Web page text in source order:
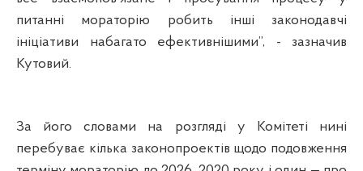
питанні мораторію робить інші законодавчі
ініціативи набагато ефективнішими”, - зазначив
Кутовий.
За його словами на розгляді у Комітеті нині
перебуває кілька законопроектів щодо подовження